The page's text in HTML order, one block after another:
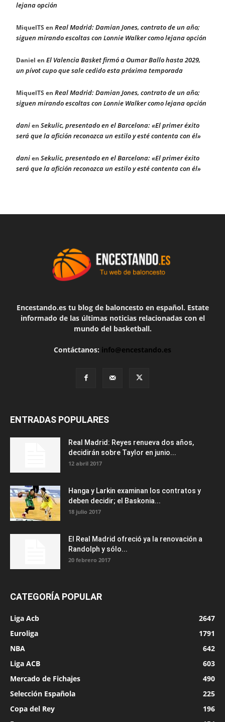
lejana opción
MiquelTS en Real Madrid: Damian Jones, contrato de un año;
siguen mirando escoltas con Lonnie Walker como lejana opción
Daniel en El Valencia Basket firmó a Oumar Ballo hasta 2029,
un pívot cupo que sale cedido esta próxima temporada
MiquelTS en Real Madrid: Damian Jones, contrato de un año;
siguen mirando escoltas con Lonnie Walker como lejana opción
danien Sekulic, presentado en el Barcelona: «El primer éxito
será que la afición reconozca un estilo y esté contenta con él»
danien Sekulic, presentado en el Barcelona: «El primer éxito
será que la afición reconozca un estilo y esté contenta con él»
Encestando.es tu blog de baloncesto en español. Estate
informado de las últimas noticias relacionadas con el
mundo del basketball.
Contáctanos: info@encestando.es
ENTRADAS POPULARES
Real Madrid: Reyes renueva dos años,
decidirán sobre Taylor en junio...
12 abril 2017
Hanga y Larkin examinan los contratos y
deben decidir; el Baskonia...
18 julio 2017
El Real Madrid ofreció ya la renovación a
Randolph y sólo...
20 febrero 2017
CATEGORÍA POPULAR
Liga Acb
2647
Euroliga
1791
NBA
642
Liga ACB
603
Mercado de Fichajes
490
Selección Española
225
Copa del Rey
196